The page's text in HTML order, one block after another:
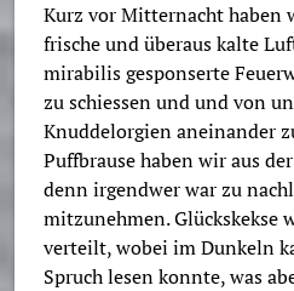
Kurz vor Mitternacht haben
frische und überaus kalte
mirabilis gesponserte
zu schiessen und und von
Knuddelorgien aneinander
Puffbrause haben wir aus
denn irgendwer war zu
mitzunehmen. Glückskekse
verteilt, wobei im Dunkeln
Spruch lesen konnte, was